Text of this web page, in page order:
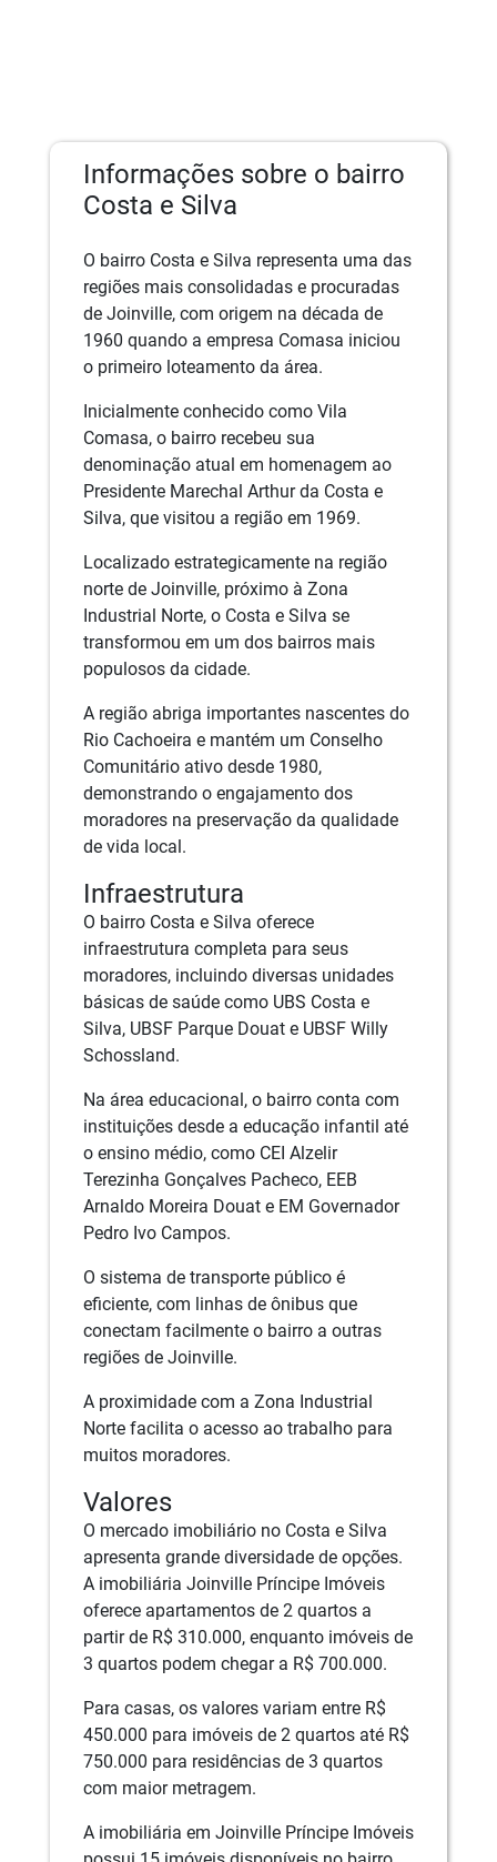
Informações sobre o bairro
Costa e Silva
O bairro Costa e Silva representa uma das
regiões mais consolidadas e procuradas
de Joinville, com origem na década de
1960 quando a empresa Comasa iniciou
o primeiro loteamento da área.
Inicialmente conhecido como Vila
Comasa, o bairro recebeu sua
denominação atual em homenagem ao
Presidente Marechal Arthur da Costa e
Silva, que visitou a região em 1969.
Localizado estrategicamente na região
norte de Joinville, próximo à Zona
Industrial Norte, o Costa e Silva se
transformou em um dos bairros mais
populosos da cidade.
A região abriga importantes nascentes do
Rio Cachoeira e mantém um Conselho
Comunitário ativo desde 1980,
demonstrando o engajamento dos
moradores na preservação da qualidade
de vida local.
Infraestrutura
O bairro Costa e Silva oferece
infraestrutura completa para seus
moradores, incluindo diversas unidades
básicas de saúde como UBS Costa e
Silva, UBSF Parque Douat e UBSF Willy
Schossland.
Na área educacional, o bairro conta com
instituições desde a educação infantil até
o ensino médio, como CEI Alzelir
Terezinha Gonçalves Pacheco, EEB
Arnaldo Moreira Douat e EM Governador
Pedro Ivo Campos.
O sistema de transporte público é
eficiente, com linhas de ônibus que
conectam facilmente o bairro a outras
regiões de Joinville.
A proximidade com a Zona Industrial
Norte facilita o acesso ao trabalho para
muitos moradores.
Valores
O mercado imobiliário no Costa e Silva
apresenta grande diversidade de opções.
A imobiliária Joinville Príncipe Imóveis
oferece apartamentos de 2 quartos a
partir de R$ 310.000, enquanto imóveis de
3 quartos podem chegar a R$ 700.000.
Para casas, os valores variam entre R$
450.000 para imóveis de 2 quartos até R$
750.000 para residências de 3 quartos
com maior metragem.
A imobiliária em Joinville Príncipe Imóveis